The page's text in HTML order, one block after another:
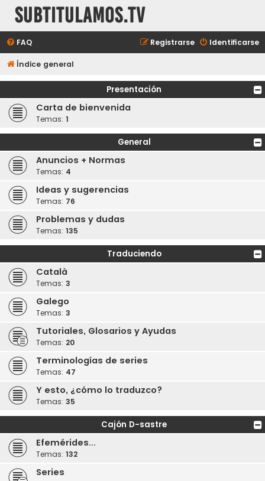
subtitulamos.tv
FAQ Identificarse
Registrarse
Índice general
Presentación
Carta de bienvenida
Temas: 1
General
Anuncios + Normas
Temas: 4
Ideas y sugerencias
Temas: 76
Problemas y dudas
Temas: 135
Traduciendo
Català
Temas: 3
Galego
Temas: 3
Tutoriales, Glosarios y Ayudas
Temas: 20
Terminologías de series
Temas: 47
Y esto, ¿cómo lo traduzco?
Temas: 35
Cajón D-sastre
Efemérides...
Temas: 132
Series